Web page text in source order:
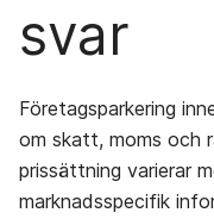
svar
Företagsparkering
om skatt, moms och
prissättning varierar
marknadsspecifik